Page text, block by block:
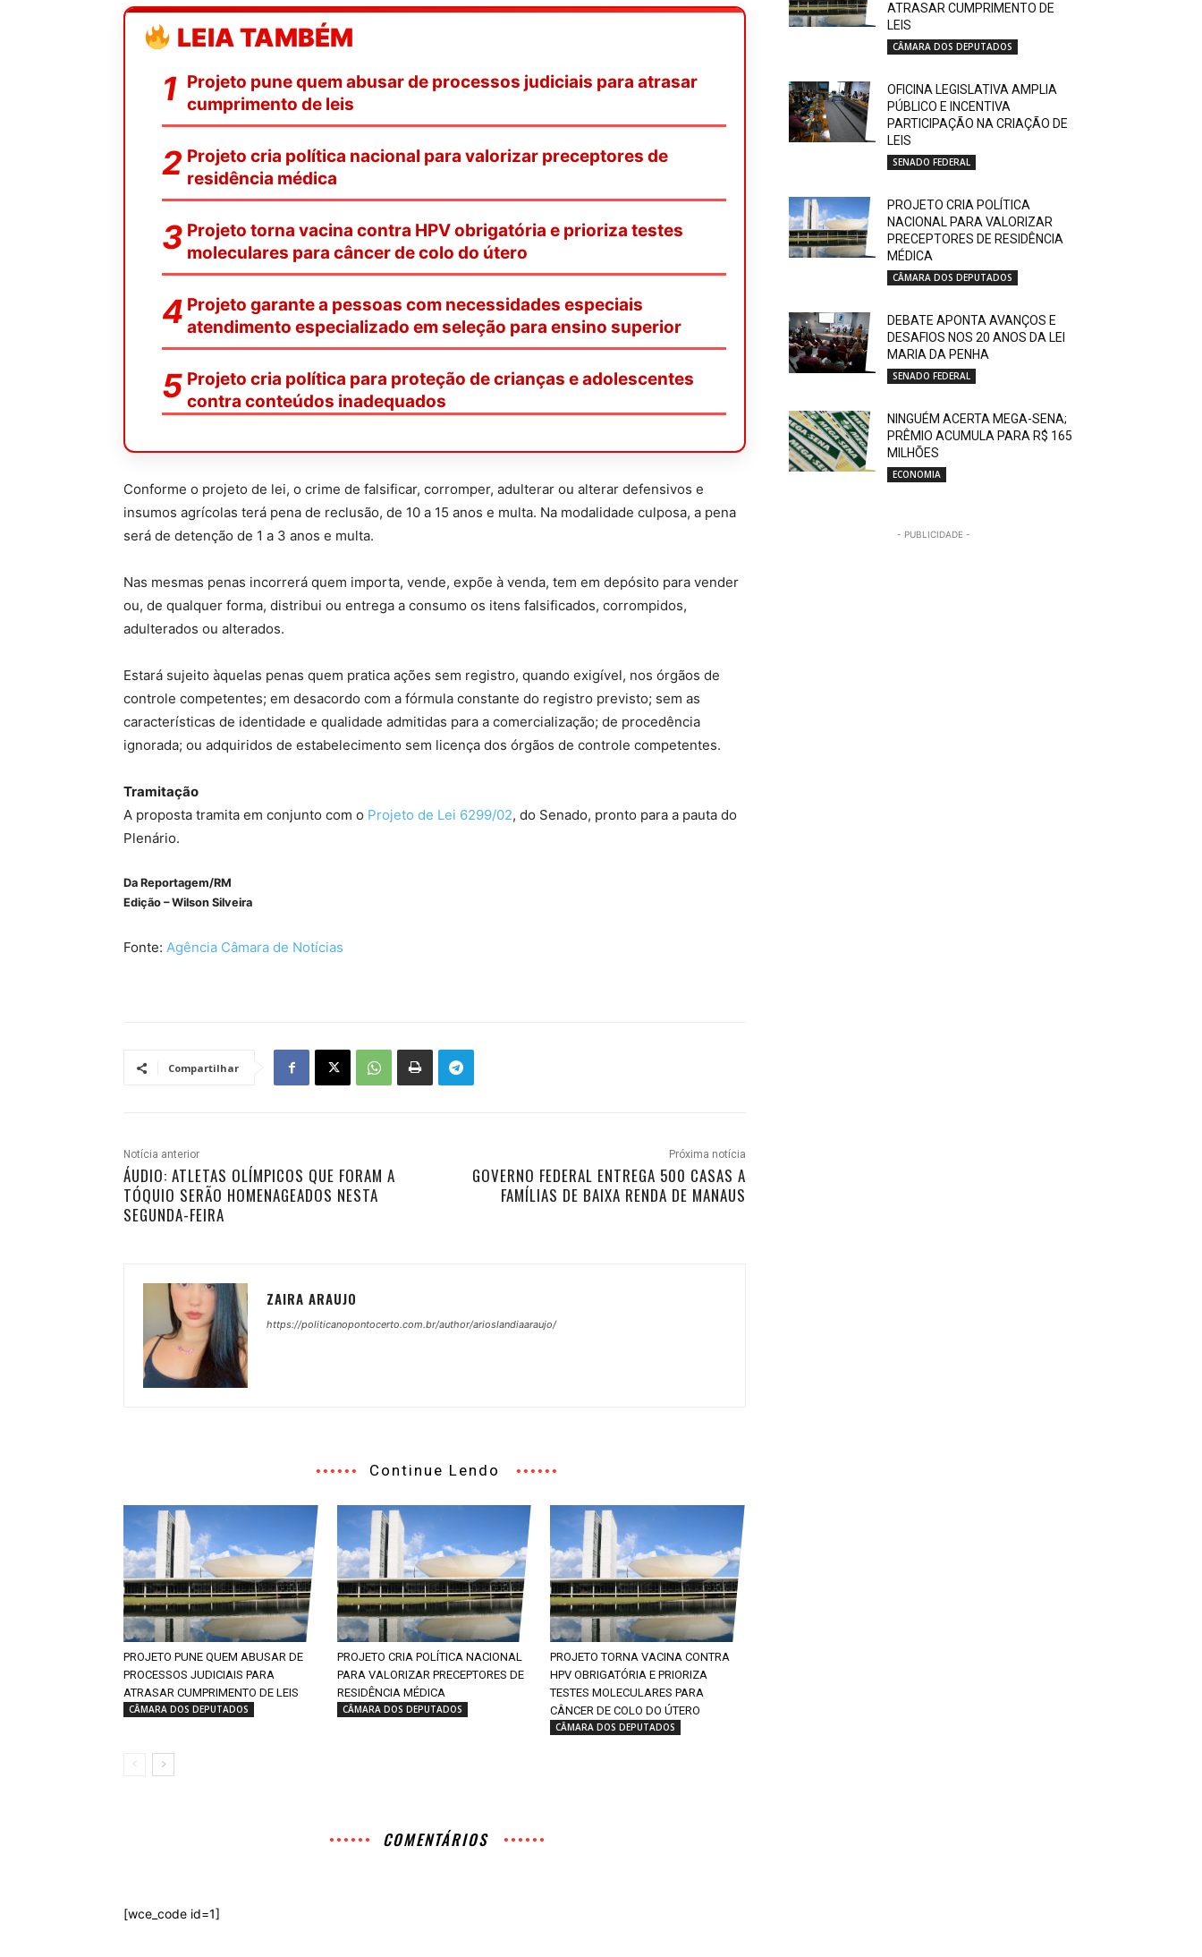
LEIA TAMBÉM
Projeto pune quem abusar de processos judiciais para atrasar
cumprimento de leis
Projeto cria política nacional para valorizar preceptores de
residência médica
Projeto torna vacina contra HPV obrigatória e prioriza testes
moleculares para câncer de colo do útero
Projeto garante a pessoas com necessidades especiais
atendimento especializado em seleção para ensino superior
Projeto cria política para proteção de crianças e adolescentes
contra conteúdos inadequados
Conforme o projeto de lei, o crime de falsificar, corromper, adulterar ou alterar defensivos e
insumos agrícolas terá pena de reclusão, de 10 a 15 anos e multa. Na modalidade culposa, a pena
será de detenção de 1 a 3 anos e multa.
Nas mesmas penas incorrerá quem importa, vende, expõe à venda, tem em depósito para vender
ou, de qualquer forma, distribui ou entrega a consumo os itens falsificados, corrompidos,
adulterados ou alterados.
Estará sujeito àquelas penas quem pratica ações sem registro, quando exigível, nos órgãos de
controle competentes; em desacordo com a fórmula constante do registro previsto; sem as
características de identidade e qualidade admitidas para a comercialização; de procedência
ignorada; ou adquiridos de estabelecimento sem licença dos órgãos de controle competentes.
Tramitação
A proposta tramita em conjunto com o Projeto de Lei 6299/02, do Senado, pronto para a pauta do
Plenário.
Da Reportagem/RM
Edição – Wilson Silveira
Fonte: Agência Câmara de Notícias
Compartilhar
Notícia anterior
ÁUDIO: ATLETAS OLÍMPICOS QUE FORAM A
TÓQUIO SERÃO HOMENAGEADOS NESTA
SEGUNDA-FEIRA
Próxima notícia
GOVERNO FEDERAL ENTREGA 500 CASAS A
FAMÍLIAS DE BAIXA RENDA DE MANAUS
ZAIRA ARAUJO
https://politicanopontocerto.com.br/author/arioslandiaaraujo/
Continue Lendo
PROJETO PUNE QUEM ABUSAR DE
PROCESSOS JUDICIAIS PARA
ATRASAR CUMPRIMENTO DE LEIS
CÂMARA DOS DEPUTADOS
PROJETO CRIA POLÍTICA NACIONAL
PARA VALORIZAR PRECEPTORES DE
RESIDÊNCIA MÉDICA
CÂMARA DOS DEPUTADOS
PROJETO TORNA VACINA CONTRA
HPV OBRIGATÓRIA E PRIORIZA
TESTES MOLECULARES PARA
CÂNCER DE COLO DO ÚTERO
CÂMARA DOS DEPUTADOS
COMENTÁRIOS
[wce_code id=1]
ATRASAR CUMPRIMENTO DE
LEIS
CÂMARA DOS DEPUTADOS
OFICINA LEGISLATIVA AMPLIA
PÚBLICO E INCENTIVA
PARTICIPAÇÃO NA CRIAÇÃO DE
LEIS
SENADO FEDERAL
PROJETO CRIA POLÍTICA
NACIONAL PARA VALORIZAR
PRECEPTORES DE RESIDÊNCIA
MÉDICA
CÂMARA DOS DEPUTADOS
DEBATE APONTA AVANÇOS E
DESAFIOS NOS 20 ANOS DA LEI
MARIA DA PENHA
SENADO FEDERAL
NINGUÉM ACERTA MEGA-SENA;
PRÊMIO ACUMULA PARA R$ 165
MILHÕES
ECONOMIA
- PUBLICIDADE -